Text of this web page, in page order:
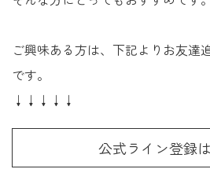
ご興味ある方は、下記よりお友達
です。
↓↓↓↓↓
公式ライン登録